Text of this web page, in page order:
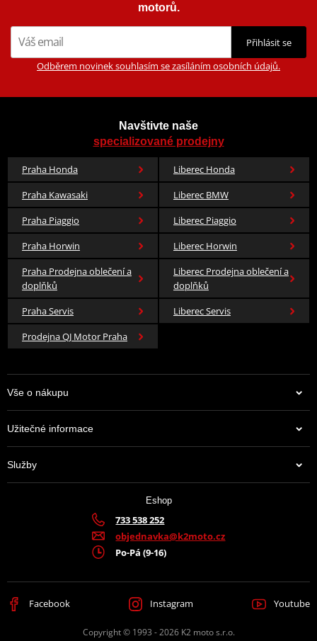
motorů.
Přihlásit se
Odběrem novinek souhlasím se zasíláním osobních údajů.
Navštivte naše
specializované prodejny
Praha Honda
Liberec Honda
Praha Kawasaki
Liberec BMW
Praha Piaggio
Liberec Piaggio
Praha Horwin
Liberec Horwin
Praha Prodejna oblečení a
doplňků
Liberec Prodejna oblečení a
doplňků
Praha Servis
Liberec Servis
Prodejna QJ Motor Praha
Vše o nákupu
Užitečné informace
Služby
Eshop
733 538 252
objednavka@k2moto.cz
Po-Pá (9-16)
Facebook Instagram Youtube
Copyright © 1993 - 2026 K2 moto s.r.o.